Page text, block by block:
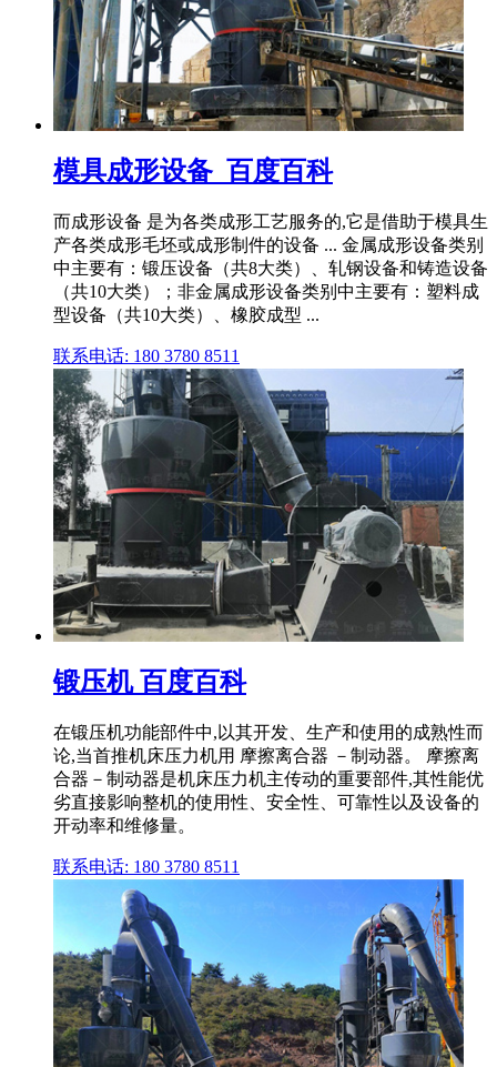
模具成形设备_百度百科
而成形设备 是为各类成形工艺服务的,它是借助于模具生
产各类成形毛坯或成形制件的设备 ... 金属成形设备类别
中主要有：锻压设备（共8大类）、轧钢设备和铸造设备
（共10大类）；非金属成形设备类别中主要有：塑料成
型设备（共10大类）、橡胶成型 ...
联系电话: 180 3780 8511
锻压机 百度百科
在锻压机功能部件中,以其开发、生产和使用的成熟性而
论,当首推机床压力机用 摩擦离合器 －制动器。 摩擦离
合器－制动器是机床压力机主传动的重要部件,其性能优
劣直接影响整机的使用性、安全性、可靠性以及设备的
开动率和维修量。
联系电话: 180 3780 8511